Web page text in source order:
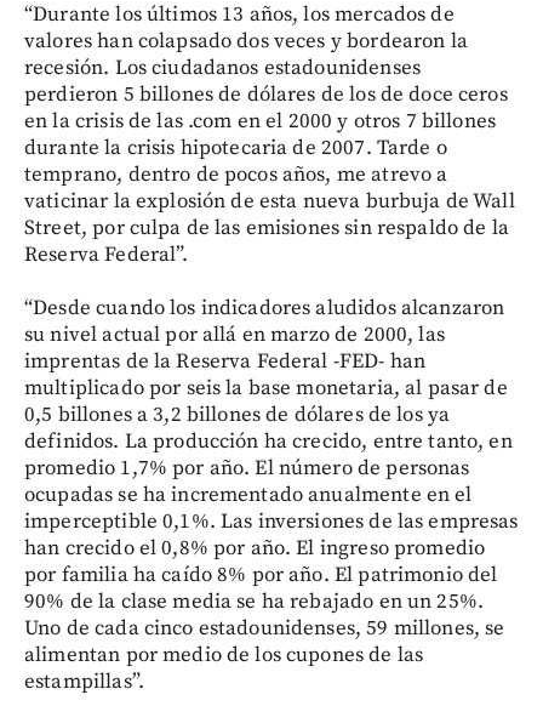
“Durante los últimos 13 años, los mercados de
valores han colapsado dos veces y bordearon la
recesión. Los ciudadanos estadounidenses
perdieron 5 billones de dólares de los de doce ceros
en la crisis de las .com en el 2000 y otros 7 billones
durante la crisis hipotecaria de 2007. Tarde o
temprano, dentro de pocos años, me atrevo a
vaticinar la explosión de esta nueva burbuja de Wall
Street, por culpa de las emisiones sin respaldo de la
Reserva Federal”.
“Desde cuando los indicadores aludidos alcanzaron
su nivel actual por allá en marzo de 2000, las
imprentas de la Reserva Federal -FED- han
multiplicado por seis la base monetaria, al pasar de
0,5 billones a 3,2 billones de dólares de los ya
definidos. La producción ha crecido, entre tanto, en
promedio 1,7% por año. El número de personas
ocupadas se ha incrementado anualmente en el
imperceptible 0,1%. Las inversiones de las empresas
han crecido el 0,8% por año. El ingreso promedio
por familia ha caído 8% por año. El patrimonio del
90% de la clase media se ha rebajado en un 25%.
Uno de cada cinco estadounidenses, 59 millones, se
alimentan por medio de los cupones de las
estampillas”.